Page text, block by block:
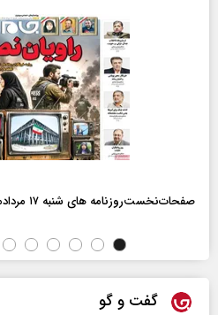
صفحات‌نخست‌روزنامه ها‌ی شنبه ۱۷ مردادماه
گفت و گو